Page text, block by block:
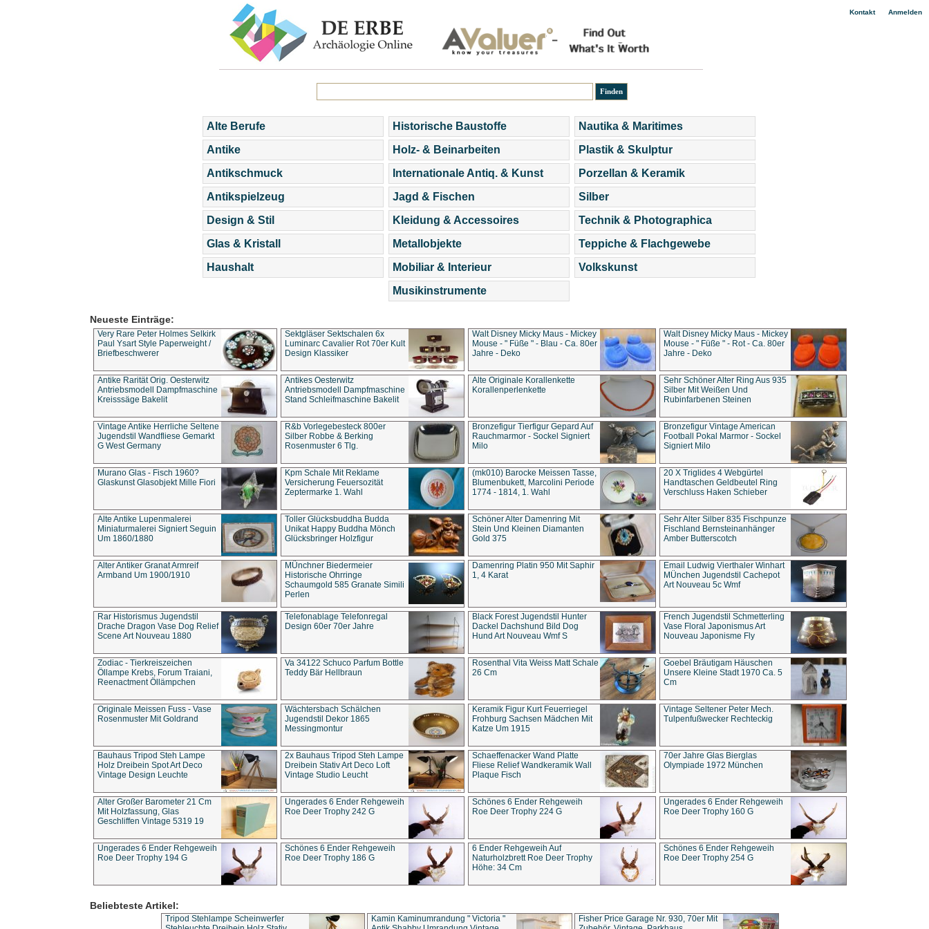
Kontakt| Anmelden
Alte Berufe
Antike
Antikschmuck
Antikspielzeug
Design & Stil
Glas & Kristall
Haushalt
Historische Baustoffe
Holz- & Beinarbeiten
Internationale Antiq. & Kunst
Jagd & Fischen
Kleidung & Accessoires
Metallobjekte
Mobiliar & Interieur
Musikinstrumente
Nautika & Maritimes
Plastik & Skulptur
Porzellan & Keramik
Silber
Technik & Photographica
Teppiche & Flachgewebe
Volkskunst
Neueste Einträge:
Very Rare Peter Holmes Selkirk
Paul Ysart Style Paperweight /
Briefbeschwerer
Sektgläser Sektschalen 6x
Luminarc Cavalier Rot 70er Kult
Design Klassiker
Walt Disney Micky Maus - Mickey
Mouse - " Füße " - Blau - Ca. 80er
Jahre - Deko
Walt Disney Micky Maus - Mickey
Mouse - " Füße " - Rot - Ca. 80er
Jahre - Deko
Antike Rarität Orig. Oesterwitz
Antriebsmodell Dampfmaschine
Kreisssäge Bakelit
Antikes Oesterwitz
Antriebsmodell Dampfmaschine
Stand Schleifmaschine Bakelit
Alte Originale Korallenkette
Korallenperlenkette
Sehr Schöner Alter Ring Aus 935
Silber Mit Weißen Und
Rubinfarbenen Steinen
Vintage Antike Herrliche Seltene
Jugendstil Wandfliese Gemarkt
G West Germany
R&b Vorlegebesteck 800er
Silber Robbe & Berking
Rosenmuster 6 Tlg.
Bronzefigur Tierfigur Gepard Auf
Rauchmarmor - Sockel Signiert
Milo
Bronzefigur Vintage American
Football Pokal Marmor - Sockel
Signiert Milo
Murano Glas - Fisch 1960?
Glaskunst Glasobjekt Mille Fiori
Kpm Schale Mit Reklame
Versicherung Feuersozität
Zeptermarke 1. Wahl
(mk010) Barocke Meissen Tasse,
Blumenbukett, Marcolini Periode
1774 - 1814, 1. Wahl
20 X Triglides 4 Webgürtel
Handtaschen Geldbeutel Ring
Verschluss Haken Schieber
Alte Antike Lupenmalerei
Miniaturmalerei Signiert Seguin
Um 1860/1880
Toller Glücksbuddha Budda
Unikat Happy Buddha Mönch
Glücksbringer Holzfigur
Schöner Alter Damenring Mit
Stein Und Kleinen Diamanten
Gold 375
Sehr Alter Silber 835 Fischpunze
Fischland Bernsteinanhänger
Amber Butterscotch
Alter Antiker Granat Armreif
Armband Um 1900/1910
MÜnchner Biedermeier
Historische Ohrringe
Schaumgold 585 Granate Simili
Perlen
Damenring Platin 950 Mit Saphir
1, 4 Karat
Email Ludwig Vierthaler Winhart
MÜnchen Jugendstil Cachepot
Art Nouveau 5c Wmf
Rar Historismus Jugendstil
Drache Dragon Vase Dog Relief
Scene Art Nouveau 1880
Telefonablage Telefonregal
Design 60er 70er Jahre
Black Forest Jugendstil Hunter
Dackel Dachshund Bild Dog
Hund Art Nouveau Wmf S
French Jugendstil Schmetterling
Vase Floral Japonismus Art
Nouveau Japonisme Fly
Zodiac - Tierkreiszeichen
Öllampe Krebs, Forum Traiani,
Reenactment Öllämpchen
Va 34122 Schuco Parfum Bottle
Teddy Bär Hellbraun
Rosenthal Vita Weiss Matt Schale
26 Cm
Goebel Bräutigam Häuschen
Unsere Kleine Stadt 1970 Ca. 5
Cm
Originale Meissen Fuss - Vase
Rosenmuster Mit Goldrand
Wächtersbach Schälchen
Jugendstil Dekor 1865
Messingmontur
Keramik Figur Kurt Feuerriegel
Frohburg Sachsen Mädchen Mit
Katze Um 1915
Vintage Seltener Peter Mech.
Tulpenfußwecker Rechteckig
Bauhaus Tripod Steh Lampe
Holz Dreibein Spot Art Deco
Vintage Design Leuchte
2x Bauhaus Tripod Steh Lampe
Dreibein Stativ Art Deco Loft
Vintage Studio Leucht
Schaeffenacker Wand Platte
Fliese Relief Wandkeramik Wall
Plaque Fisch
70er Jahre Glas Bierglas
Olympiade 1972 München
Alter Großer Barometer 21 Cm
Mit Holzfassung, Glas
Geschliffen Vintage 5319 19
Ungerades 6 Ender Rehgeweih
Roe Deer Trophy 242 G
Schönes 6 Ender Rehgeweih
Roe Deer Trophy 224 G
Ungerades 6 Ender Rehgeweih
Roe Deer Trophy 160 G
Ungerades 6 Ender Rehgeweih
Roe Deer Trophy 194 G
Schönes 6 Ender Rehgeweih
Roe Deer Trophy 186 G
6 Ender Rehgeweih Auf
Naturholzbrett Roe Deer Trophy
Höhe: 34 Cm
Schönes 6 Ender Rehgeweih
Roe Deer Trophy 254 G
Beliebteste Artikel:
Tripod Stehlampe Scheinwerfer
Kamin Kaminumrandung " Victoria "
Fisher Price Garage Nr. 930, 70er Mit